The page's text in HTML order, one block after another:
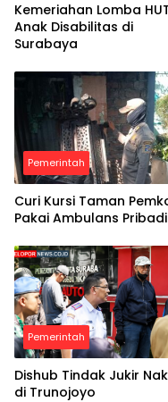
Kemeriahan Lomba
Anak Disabilitas di
Surabaya
Pemerintah
Curi Kursi Taman
Pakai Ambulans Pribadi
Pemerintah
Dishub Tindak Jukir
di Trunojoyo